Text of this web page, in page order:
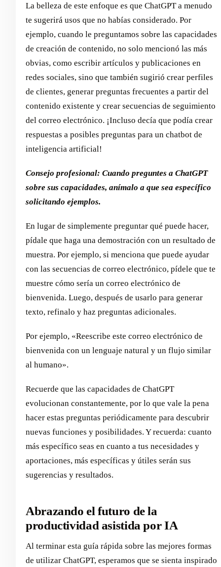
La belleza de este enfoque es que ChatGPT a menudo
te sugerirá usos que no habías considerado. Por
ejemplo, cuando le preguntamos sobre las capacidades
de creación de contenido, no solo mencionó las más
obvias, como escribir artículos y publicaciones en
redes sociales, sino que también sugirió crear perfiles
de clientes, generar preguntas frecuentes a partir del
contenido existente y crear secuencias de seguimiento
del correo electrónico. ¡Incluso decía que podía crear
respuestas a posibles preguntas para un chatbot de
inteligencia artificial!
Consejo profesional: Cuando preguntes a ChatGPT
sobre sus capacidades, anímalo a que sea específico
solicitando ejemplos.
En lugar de simplemente preguntar qué puede hacer,
pídale que haga una demostración con un resultado de
muestra. Por ejemplo, si menciona que puede ayudar
con las secuencias de correo electrónico, pídele que te
muestre cómo sería un correo electrónico de
bienvenida. Luego, después de usarlo para generar
texto, refinalo y haz preguntas adicionales.
Por ejemplo, «Reescribe este correo electrónico de
bienvenida con un lenguaje natural y un flujo similar
al humano».
Recuerde que las capacidades de ChatGPT
evolucionan constantemente, por lo que vale la pena
hacer estas preguntas periódicamente para descubrir
nuevas funciones y posibilidades. Y recuerda: cuanto
más específico seas en cuanto a tus necesidades y
aportaciones, más específicas y útiles serán sus
sugerencias y resultados.
Abrazando el futuro de la
productividad asistida por IA
Al terminar esta guía rápida sobre las mejores formas
de utilizar ChatGPT, esperamos que se sienta inspirado